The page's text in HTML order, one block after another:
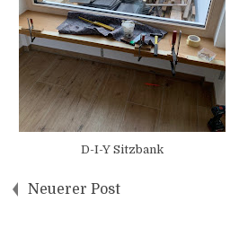
D-I-Y Sitzbank
Neuerer Post